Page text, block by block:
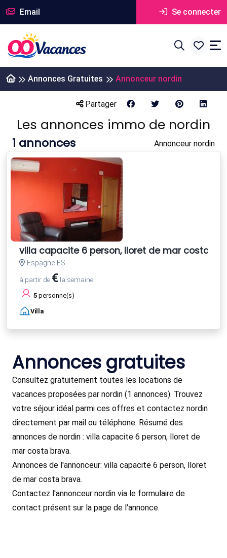
Email Se connecter
Annonces Gratuites Annonceur nordin
Partager
Les annonces immo de nordin
1 annonces Annonceur nordin
villa capacite 6 person, lloret de mar costa
Espagne ES
à partir de € la semaine
5 personne(s)
Villa
Annonces gratuites
Consultez gratuitement toutes les locations de
vacances proposées par nordin (1 annonces). Trouvez
votre séjour idéal parmi ces offres et contactez nordin
directement par mail ou téléphone. Résumé des
annonces de nordin : villa capacite 6 person, lloret de
mar costa brava.
Annonces de l'annonceur: villa capacite 6 person, lloret
de mar costa brava.
Contactez l'annonceur nordin via le formulaire de
contact présent sur la page de l'annonce.